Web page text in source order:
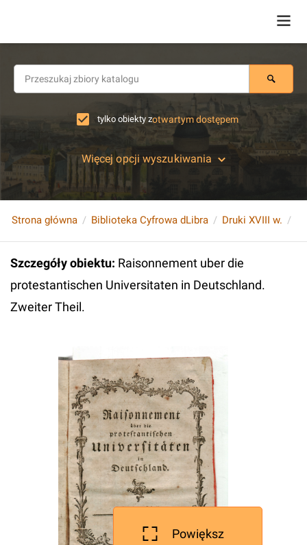
tylko obiekty zotwartym dostępem
Więcej opcji wyszukiwania
Strona główna Biblioteka Cyfrowa dLibra Druki XVIII w.
Szczegóły obiektu: Raisonnement uber die
protestantischen Universitaten in Deutschland.
Zweiter Theil.
Powiększ